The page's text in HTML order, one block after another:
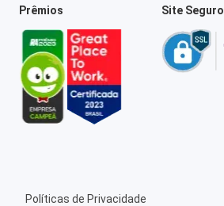
Prêmios Site Seguro
Políticas de Privacidade